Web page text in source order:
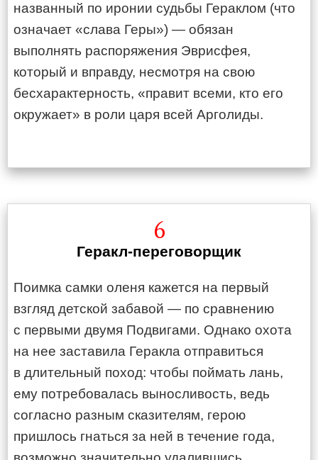
названный по иронии судьбы Гераклом (что
означает «слава Геры») — обязан
выполнять распоряжения Эврисфея,
который и вправду, несмотря на свою
бесхарактерность, «правит всеми, кто его
окружает» в роли царя всей Арголиды.
6
Геракл-переговорщик
Поимка самки оленя кажется на первый
взгляд детской забавой — по сравнению
с первыми двумя Подвигами. Однако охота
на нее заставила Геракла отправиться
в длительный поход: чтобы поймать лань,
ему потребовалась выносливость, ведь
согласно разным сказителям, герою
пришлось гнаться за ней в течение года,